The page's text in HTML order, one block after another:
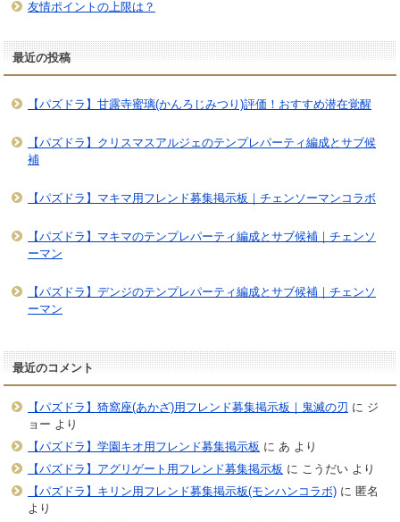
友情ポイントの上限は？
最近の投稿
【パズドラ】甘露寺蜜璃(かんろじみつり)評価！おすすめ潜在覚醒
【パズドラ】クリスマスアルジェのテンプレパーティ編成とサブ候
補
【パズドラ】マキマ用フレンド募集掲示板｜チェンソーマンコラボ
【パズドラ】マキマのテンプレパーティ編成とサブ候補｜チェンソ
ーマン
【パズドラ】デンジのテンプレパーティ編成とサブ候補｜チェンソ
ーマン
最近のコメント
【パズドラ】猗窩座(あかざ)用フレンド募集掲示板｜鬼滅の刃 に ジ
ョー より
【パズドラ】学園キオ用フレンド募集掲示板 に あ より
【パズドラ】アグリゲート用フレンド募集掲示板 に こうだいより
【パズドラ】キリン用フレンド募集掲示板(モンハンコラボ)に 匿名
より